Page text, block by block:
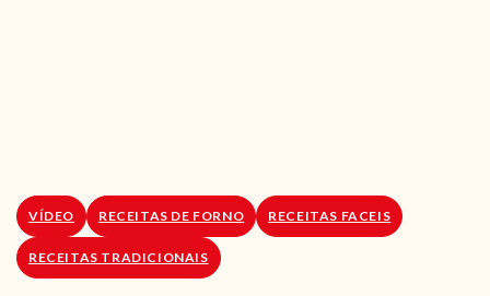
VÍDEO RECEITAS DE FORNO RECEITAS FACEIS
RECEITAS TRADICIONAIS